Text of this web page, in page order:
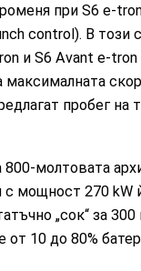
при S6 e-
control). В този
и S6 Avant e-
максималната
пробег на
800-молтовата
с мощност 270
„сок“ за
от 10 до 80%